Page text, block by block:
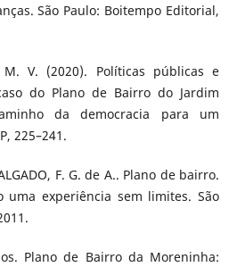
São Paulo: Boitempo Editorial,
M. V. (2020). Políticas públicas e
do Plano de Bairro do Jardim
da democracia para um
225–241.
F. G. de A.. Plano de bairro.
experiência sem limites. São
Plano de Bairro da Moreninha: